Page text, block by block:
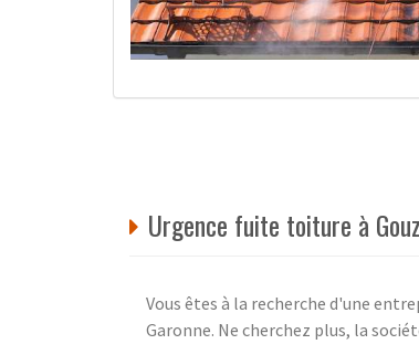
Urgence fuite toiture à
Vous êtes à la recherche d'une
Garonne. Ne cherchez plus, la